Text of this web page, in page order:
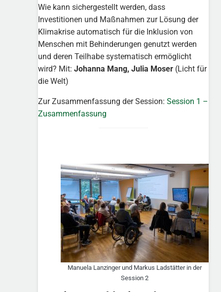
Wie kann sichergestellt werden, dass
Investitionen und Maßnahmen zur Lösung der
Klimakrise automatisch für die Inklusion von
Menschen mit Behinderungen genutzt werden
und deren Teilhabe systematisch ermöglicht
wird? Mit:Johanna Mang, Julia Moser (Licht für
die Welt)
Zur Zusammenfassung der Session:Session 1 –
Zusammenfassung
Manuela Lanzinger und Markus Ladstätter in der
Session 2